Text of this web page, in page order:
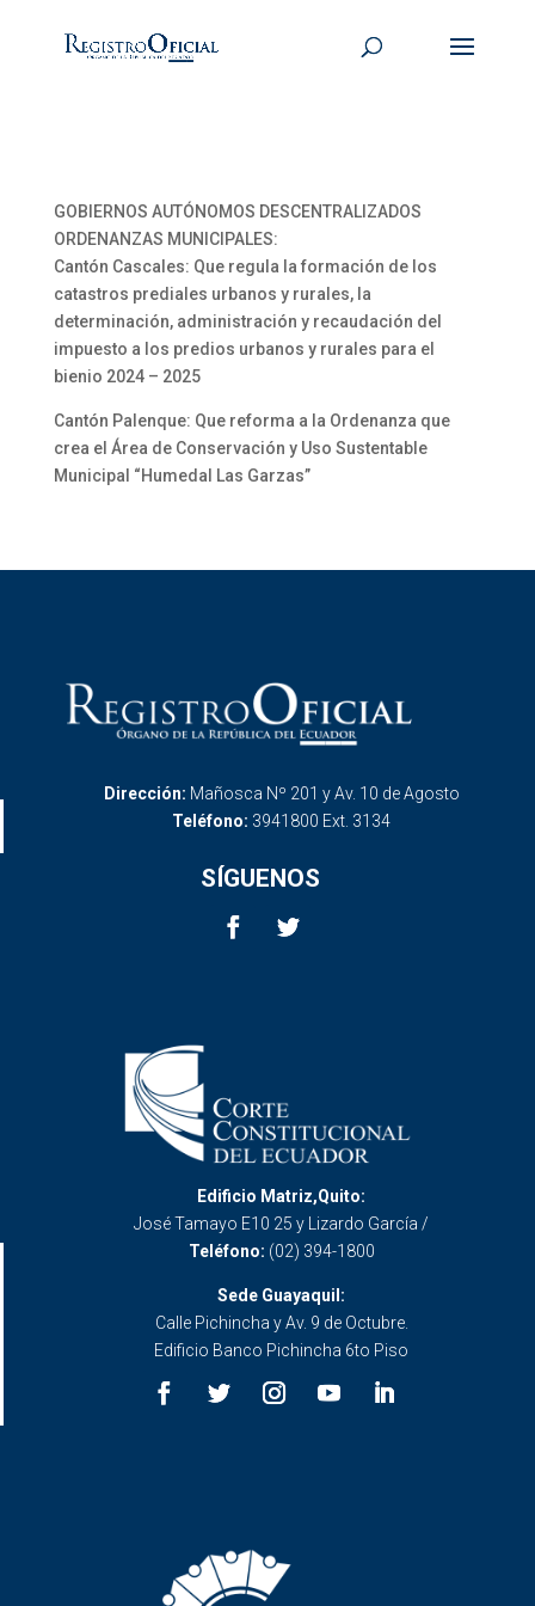
GOBIERNOS AUTÓNOMOS DESCENTRALIZADOS
ORDENANZAS MUNICIPALES:
Cantón Cascales: Que regula la formación de los
catastros prediales urbanos y rurales, la
determinación, administración y recaudación del
impuesto a los predios urbanos y rurales para el
bienio 2024 – 2025
Cantón Palenque: Que reforma a la Ordenanza que
crea el Área de Conservación y Uso Sustentable
Municipal “Humedal Las Garzas”
Dirección: Mañosca Nº 201 y Av. 10 de Agosto
Teléfono: 3941800 Ext. 3134
SÍGUENOS
Edificio Matriz,Quito:
José Tamayo E10 25 y Lizardo García /
Teléfono: (02) 394-1800
Sede Guayaquil:
Calle Pichincha y Av. 9 de Octubre.
Edificio Banco Pichincha 6to Piso